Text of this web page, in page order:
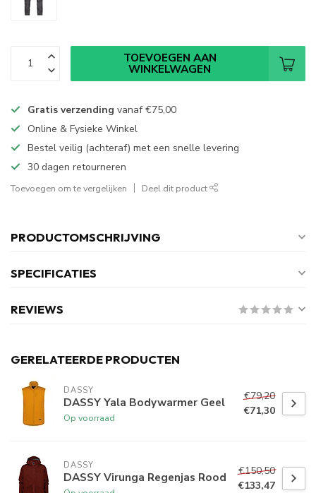
TOEVOEGEN AAN
WINKELWAGEN
Gratis verzending vanaf€75,00
Online & Fysieke Winkel
Bestel veilig (achteraf) met een snelle levering
30 dagen retourneren
Toevoegen om te vergelijken Deel dit product
PRODUCTOMSCHRIJVING
SPECIFICATIES
REVIEWS
GERELATEERDE PRODUCTEN
DASSY
DASSY Yala Bodywarmer Geel
Op voorraad
€79,20
€71,30
DASSY
DASSY Virunga Regenjas Rood
€150,50
€133,47